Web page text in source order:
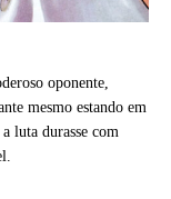
oponente,
mesmo estando em
luta durasse com